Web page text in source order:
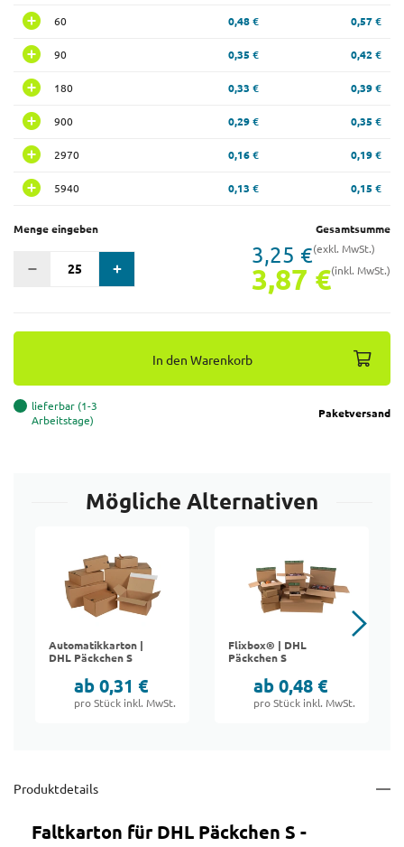
60 0,48 € 0,57 €
90 0,35 € 0,42 €
180 0,33 € 0,39 €
900 0,29 € 0,35 €
2970 0,16 € 0,19 €
5940 0,13 € 0,15 €
Menge eingeben Gesamtsumme
3,25 €(exkl. MwSt.)
3,87 €(inkl. MwSt.)
In den Warenkorb
lieferbar (1-3
Arbeitstage)
Paketversand
Mögliche Alternativen
Automatikkarton |
DHL Päckchen S
ab 0,31 €
pro Stück inkl. MwSt.
Flixbox® | DHL
Päckchen S
ab 0,48 €
pro Stück inkl. MwSt.
Produktdetails
Faltkarton für DHL Päckchen S -